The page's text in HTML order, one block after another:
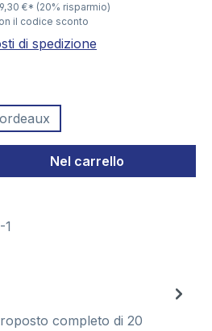
€* (20% risparmio)
il codice sconto
di spedizione
inserisci la
Nel carrello
completo di 20